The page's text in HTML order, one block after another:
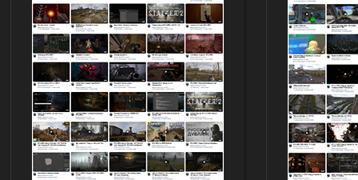
Доступно только для пользователей
Ответить ➤
03.08.2026
Improved Weapon Pack (I.W.P.) - UPD
30.12.25
11:00
Stalker-Mods-Clan-su
Глобальный патч от
31.07.2026.